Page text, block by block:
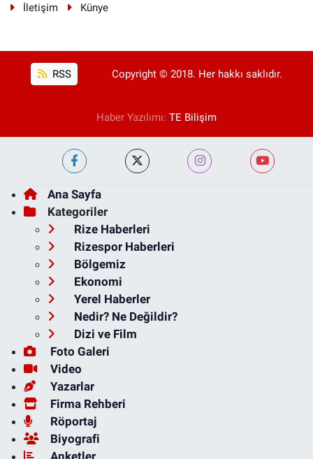
İletişim Künye
RSS Copyright © 2018. Her hakkı saklıdır.
Haber Yazılımı: TE Bilişim
Ana Sayfa
Kategoriler
Rize Haberleri
Rizespor Haberleri
Bölgemiz
Ekonomi
Yerel Haberler
Nedir? Ne Değildir?
Dizi ve Film
Foto Galeri
Video
Yazarlar
Firma Rehberi
Röportaj
Biyografi
Anketler